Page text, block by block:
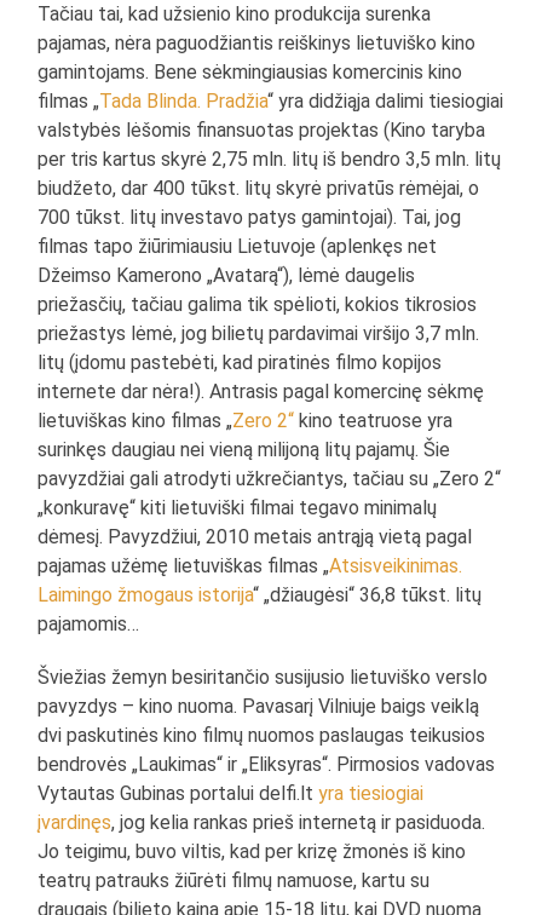
Tačiau tai, kad užsienio kino produkcija surenka
pajamas, nėra paguodžiantis reiškinys lietuviško kino
gamintojams. Bene sėkmingiausias komercinis kino
filmas „Tada Blinda. Pradžia“ yra didžiąja dalimi tiesiogiai
valstybės lėšomis finansuotas projektas (Kino taryba
per tris kartus skyrė 2,75 mln. litų iš bendro 3,5 mln. litų
biudžeto, dar 400 tūkst. litų skyrė privatūs rėmėjai, o
700 tūkst. litų investavo patys gamintojai). Tai, jog
filmas tapo žiūrimiausiu Lietuvoje (aplenkęs net
Džeimso Kamerono „Avatarą“), lėmė daugelis
priežasčių, tačiau galima tik spėlioti, kokios tikrosios
priežastys lėmė, jog bilietų pardavimai viršijo 3,7 mln.
litų (įdomu pastebėti, kad piratinės filmo kopijos
internete dar nėra!). Antrasis pagal komercinę sėkmę
lietuviškas kino filmas „Zero 2“kino teatruose yra
surinkęs daugiau nei vieną milijoną litų pajamų. Šie
pavyzdžiai gali atrodyti užkrečiantys, tačiau su „Zero 2“
„konkuravę“ kiti lietuviški filmai tegavo minimalų
dėmesį. Pavyzdžiui, 2010 metais antrąją vietą pagal
pajamas užėmę lietuviškas filmas „Atsisveikinimas.
Laimingo žmogaus istorija“ „džiaugėsi“ 36,8 tūkst. litų
pajamomis…
Šviežias žemyn besiritančio susijusio lietuviško verslo
pavyzdys – kino nuoma. Pavasarį Vilniuje baigs veiklą
dvi paskutinės kino filmų nuomos paslaugas teikusios
bendrovės „Laukimas“ ir „Eliksyras“. Pirmosios vadovas
Vytautas Gubinas portalui delfi.ltyra tiesiogiai
įvardinęs, jog kelia rankas prieš internetą ir pasiduoda.
Jo teigimu, buvo viltis, kad per krizę žmonės iš kino
teatrų patrauks žiūrėti filmų namuose, kartu su
draugais (bilieto kaina apie 15-18 litų, kai DVD nuoma